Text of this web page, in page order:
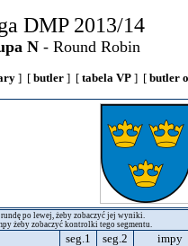
DMP 2013/14
N- Round Robin
] [ butler ] [ tabela VP ] [ butler
po lewej, żeby zobaczyć jej wyniki.
żeby zobaczyć kontrolki tego segmentu.
seg.1 seg.2
impy